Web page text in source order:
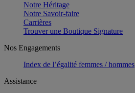
Notre Héritage
Notre Savoir-faire
Carrières
Trouver une Boutique Signature
Nos Engagements
Index de l’égalité femmes / hommes
Assistance